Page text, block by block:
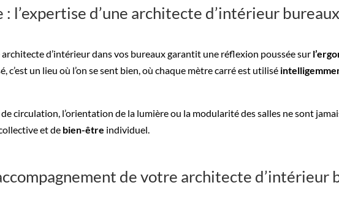
l’expertise d’une architecte d’intérieur bureaux
d’intérieur dans vos bureaux garantit une réflexion poussée sur
c’est un lieu où l’on se sent bien, où chaque mètre carré est utilisé
circulation, l’orientation de la lumière ou la modularité des salles ne sont
et de bien-être individuel.
de votre architecte d’intérieur